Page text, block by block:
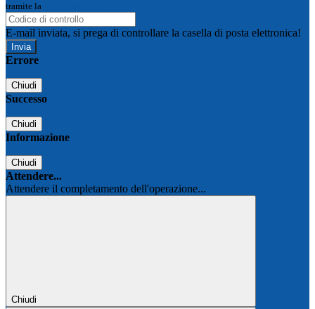
tramite la
E-mail inviata, si prega di controllare la casella di posta elettronica!
Errore
Chiudi
Successo
Chiudi
Informazione
Chiudi
Attendere...
Attendere il completamento dell'operazione...
Chiudi